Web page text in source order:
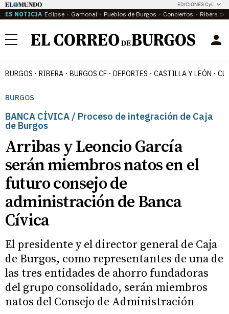
EDICIONES CyL
ES NOTICIA Eclipse Gamonal Pueblos de Burgos Conciertos Ribera del
Menú
BURGOS RIBERA BURGOS CF DEPORTES CASTILLA Y LEÓN
BURGOS
BANCA CÍVICA / Proceso de integración de Caja
de Burgos
Arribas y Leoncio García
serán miembros natos en el
futuro consejo de
administración de Banca
Cívica
El presidente y el director general de Caja
de Burgos, como representantes de una de
las tres entidades de ahorro fundadoras
del grupo consolidado, serán miembros
natos del Consejo de Administración